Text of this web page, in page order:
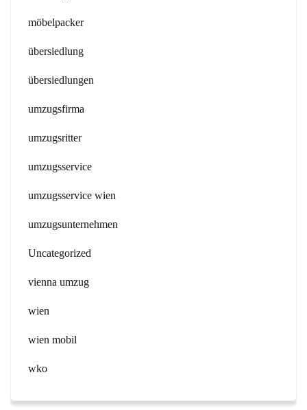
möbelpacker
übersiedlung
übersiedlungen
umzugsfirma
umzugsritter
umzugsservice
umzugsservice wien
umzugsunternehmen
Uncategorized
vienna umzug
wien
wien mobil
wko